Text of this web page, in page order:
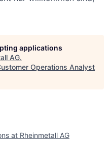
applications
AG.
Operations Analyst
at Rheinmetall AG